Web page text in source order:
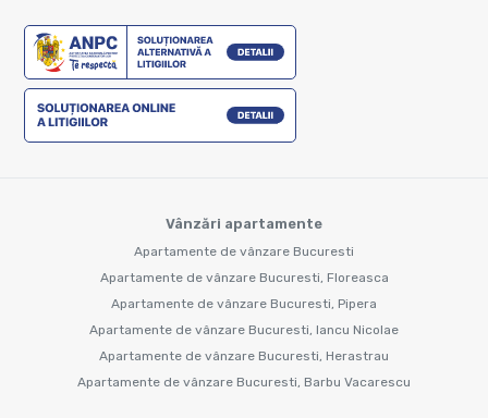
Vânzări apartamente
Apartamente de vânzare Bucuresti
Apartamente de vânzare Bucuresti, Floreasca
Apartamente de vânzare Bucuresti, Pipera
Apartamente de vânzare Bucuresti, Iancu Nicolae
Apartamente de vânzare Bucuresti, Herastrau
Apartamente de vânzare Bucuresti, Barbu Vacarescu